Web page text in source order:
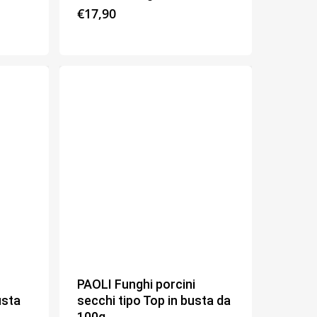
€17,90
PAOLI Funghi porcini
secchi tipo Top in busta da